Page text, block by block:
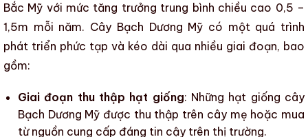
Bắc Mỹ với mức tăng trưởng trung bình chiều cao 0,5 –
1,5m mỗi năm. Cây Bạch Dương Mỹ có một quá trình
phát triển phức tạp và kéo dài qua nhiều giai đoạn, bao
gồm:
Giai đoạn thu thập hạt giống: Những hạt giống cây
Bạch Dương Mỹ được thu thập trên cây mẹ hoặc mua
từ nguồn cung cấp đáng tin cậy trên thị trường.